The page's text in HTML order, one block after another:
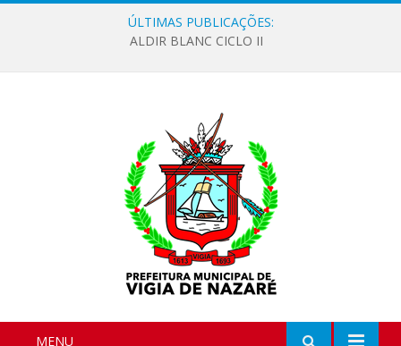
ÚLTIMAS PUBLICAÇÕES:
ALDIR BLANC CICLO II
MENU